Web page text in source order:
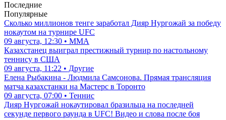
Последние
Популярные
Сколько миллионов тенге заработал Дияр Нургожай за победу
нокаутом на турнире UFC
09 августа, 12:30 • ММА
Казахстанец выиграл престижный турнир по настольному
теннису в США
09 августа, 11:22 • Другие
Елена Рыбакина - Людмила Самсонова. Прямая трансляция
матча казахстанки на Мастерс в Торонто
09 августа, 07:00 • Теннис
Дияр Нургожай нокаутировал бразильца на последней
секунде первого раунда в UFC! Видео и слова после боя